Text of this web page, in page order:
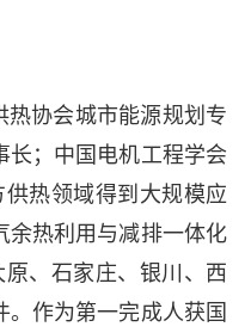
协会城市能源规划专
长；中国电机工程学会
热领域得到大规模应
余热利用与减排一体化
、石家庄、银川、西
。作为第一完成人获国